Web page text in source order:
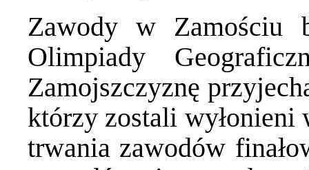
Zawody w Zamościu
Olimpiady
Zamojszczyznę
którzy zostali wyłonieni
trwania zawodów